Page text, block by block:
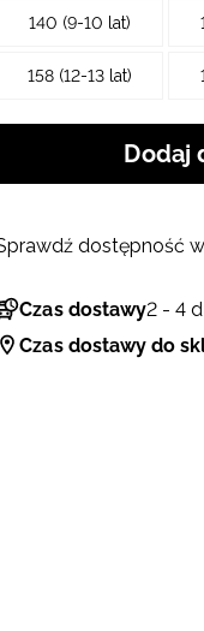
140 (9-10 lat)
158 (12-13 lat)
Dodaj
Czas dostawy2 - 4
Czas dostawy do
dostępność